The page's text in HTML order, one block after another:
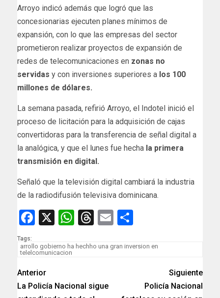
Arroyo indicó además que logró que las
concesionarias ejecuten planes mínimos de
expansión, con lo que las empresas del sector
prometieron realizar proyectos de expansión de
redes de telecomunicaciones en zonas no
servidas y con inversiones superiores a los 100
millones de dólares.
La semana pasada, refirió Arroyo, el Indotel inició el
proceso de licitación para la adquisición de cajas
convertidoras para la transferencia de señal digital a
la analógica, y que el lunes fue hecha la primera
transmisión en digital.
Señaló que la televisión digital cambiará la industria
de la radiodifusión televisiva dominicana.
Facebook
X WhatsApp
Threads
Email
Tags:
arrollo gobierno ha hechho una gran inversion en
telelcomunicacion
Anterior
La Policía Nacional sigue
Siguiente
Policía Nacional